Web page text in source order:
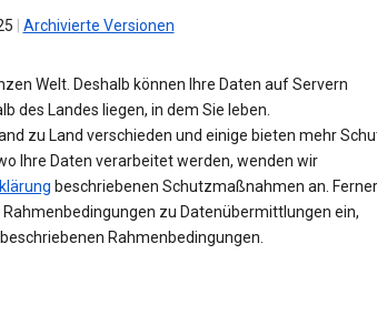
Archivierte Versionen
Welt. Deshalb können Ihre Daten auf Servern
des Landes liegen, in dem Sie leben.
zu Land verschieden und einige bieten mehr
Ihre Daten verarbeitet werden, wenden wir
beschriebenen Schutzmaßnahmen an. Ferner
zu Datenübermittlungen ein,
Rahmenbedingungen.